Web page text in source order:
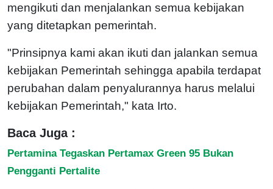
mengikuti dan menjalankan semua kebijakan
yang ditetapkan pemerintah.
"Prinsipnya kami akan ikuti dan jalankan semua
kebijakan Pemerintah sehingga apabila terdapat
perubahan dalam penyalurannya harus melalui
kebijakan Pemerintah," kata Irto.
Baca Juga :
Pertamina Tegaskan Pertamax Green 95 Bukan
Pengganti Pertalite